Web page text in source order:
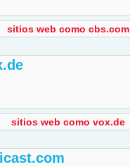
sitios web como cbs.com
sitios web como vox.de